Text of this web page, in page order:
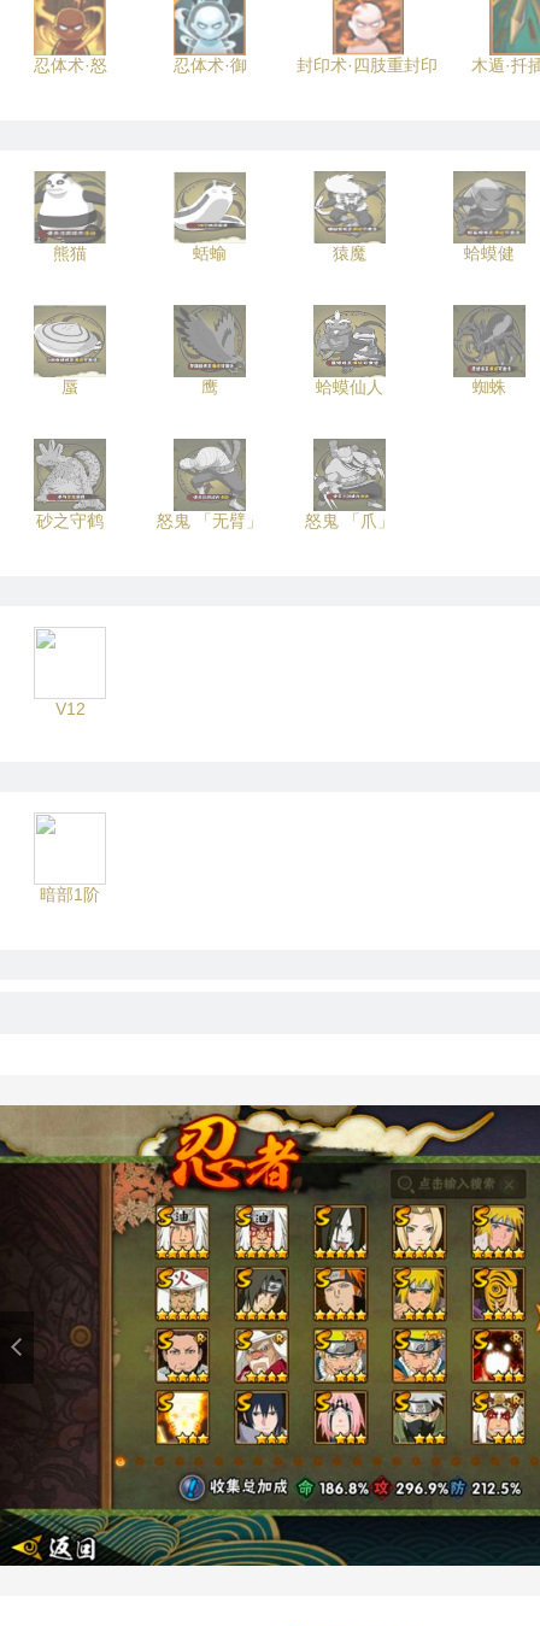
忍体术·怒 忍体术·御 封印术·四肢重封印 木遁·扦
熊猫 蛞蝓 猿魔 蛤蟆健
蜃 鹰 蛤蟆仙人 蜘蛛
砂之守鹤 怒鬼 「无臂」 怒鬼 「爪」
V12
暗部1阶